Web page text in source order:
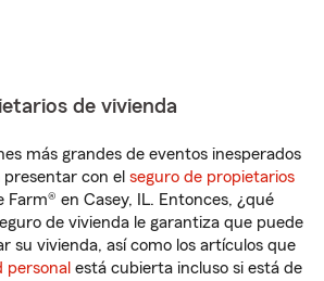
de vivienda
más grandes de eventos inesperados
con el seguro de propietarios
Farm® en Casey, IL. Entonces, ¿qué
de vivienda le garantiza que puede
su vivienda, así como los artículos que
personal está cubierta incluso si está de